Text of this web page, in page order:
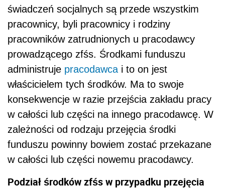
świadczeń socjalnych są przede wszystkim
pracownicy, byli pracownicy i rodziny
pracowników zatrudnionych u pracodawcy
prowadzącego zfśs. Środkami funduszu
administruje pracodawca i to on jest
właścicielem tych środków. Ma to swoje
konsekwencje w razie przejścia zakładu pracy
w całości lub części na innego pracodawcę. W
zależności od rodzaju przejęcia środki
funduszu powinny bowiem zostać przekazane
w całości lub części nowemu pracodawcy.
Podział środków zfśs w przypadku przejęcia